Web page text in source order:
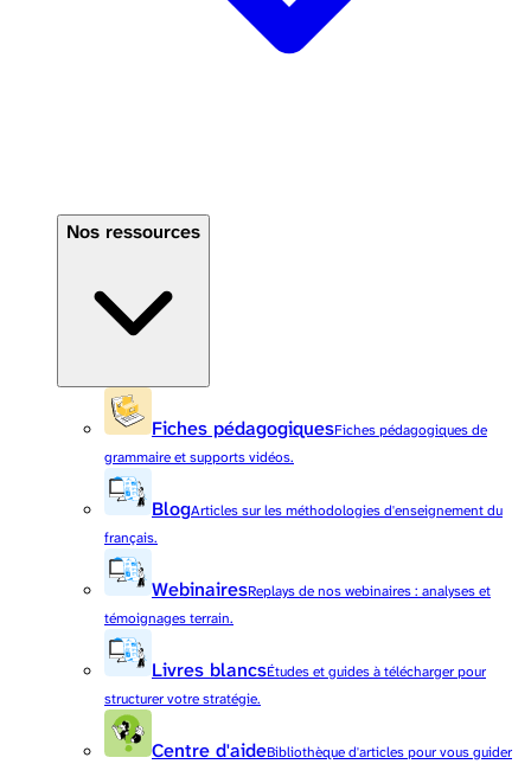
Nos ressources
Fiches pédagogiquesFiches pédagogiques de
grammaire et supports vidéos.
BlogArticles sur les méthodologies d'enseignement du
français.
WebinairesReplays de nos webinaires : analyses et
témoignages terrain.
Livres blancsÉtudes et guides à télécharger pour
structurer votre stratégie.
Centre d'aideBibliothèque d'articles pour vous guider